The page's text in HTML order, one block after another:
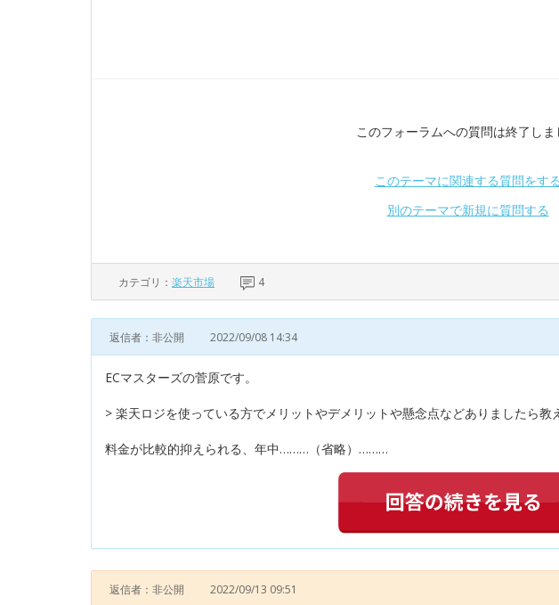
このフォーラムへの質問は終了しま
このテーマに関連する質問をする
別のテーマで新規に質問する
カテゴリ： 楽天市場 4
返信者：非公開 2022/09/08 14:34
ECマスターズの菅原です。
> 楽天ロジを使っている方でメリットやデメリットや懸念点などありましたら教
料金が比較的抑えられる、年中………（省略）………
返信者：非公開 2022/09/13 09:51